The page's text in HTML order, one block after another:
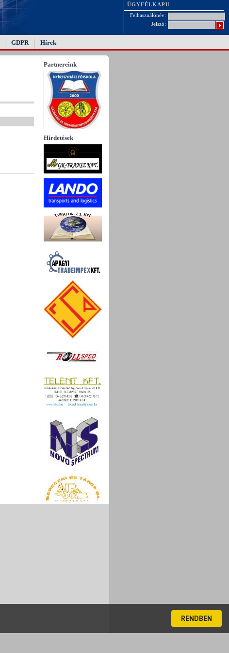
ÜGYFÉLKAPU
Felhasználónév:
Jelszó:
GDPR Hírek
Partnereink
Hirdetések
RENDBEN